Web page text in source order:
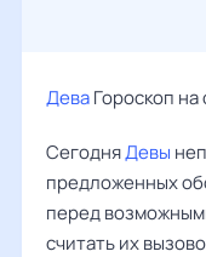
ДеваГороскоп
СегодняДевы
предложенных
перед
считать их